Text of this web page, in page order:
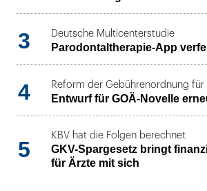
3 Deutsche Multicenterstudie
Parodontaltherapie-App
4 Reform der Gebührenordnung für
Entwurf für GOÄ-Novelle
5
KBV hat die Folgen berechnet
GKV-Spargesetz bringt
für Ärzte mit sich